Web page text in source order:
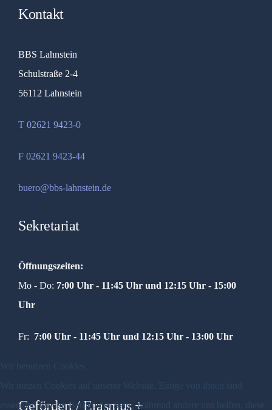
Kontakt
BBS Lahnstein
Schulstraße 2-4
56112 Lahnstein
T 02621 9423-0
F 02621 9423-44
buero@bbs-lahnstein.de
Sekretariat
Öffnungszeiten:
Mo - Do: 7:00 Uhr - 11:45 Uhr und 12:15 Uhr - 15:00
Uhr
Fr: 7:00 Uhr - 11:45 Uhr und 12:15 Uhr - 13:00 Uhr
Gefördert / Erasmus +
essenziell für den Betrieb der Seite, während andere uns helfen, diese